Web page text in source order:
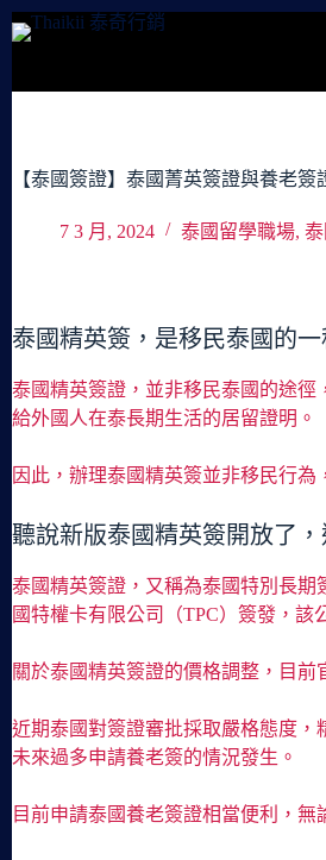
跳
容
【泰國簽證】泰國菁英簽證與養老簽
7 3 月, 2024 泰國留學職場,
泰國精英簽，是移民泰國的
泰國精英簽證，並非移民泰國的途
給外國人在泰長期生活的居留證明。
因此，辦理泰國精英簽並非移民行為
聽說新版泰國精英簽開放了
泰國精英簽證，又稱為泰國特別長期
國特權卡有限公司（TPC）簽發，
關於泰國精英簽證的價格調整，目
近期泰國對簽證審批採取嚴格態度
未來過多申請養老簽的情況發生。
目前申請泰國養老簽證相當便利，無